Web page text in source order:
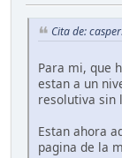
Cita de:
Para mi, que
estan a un
resolutiva sin
Estan ahora
pagina de la